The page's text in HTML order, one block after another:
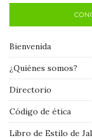
Bienvenida
¿Quiénes somos?
Directorio
Código de ética
Libro de Estilo de